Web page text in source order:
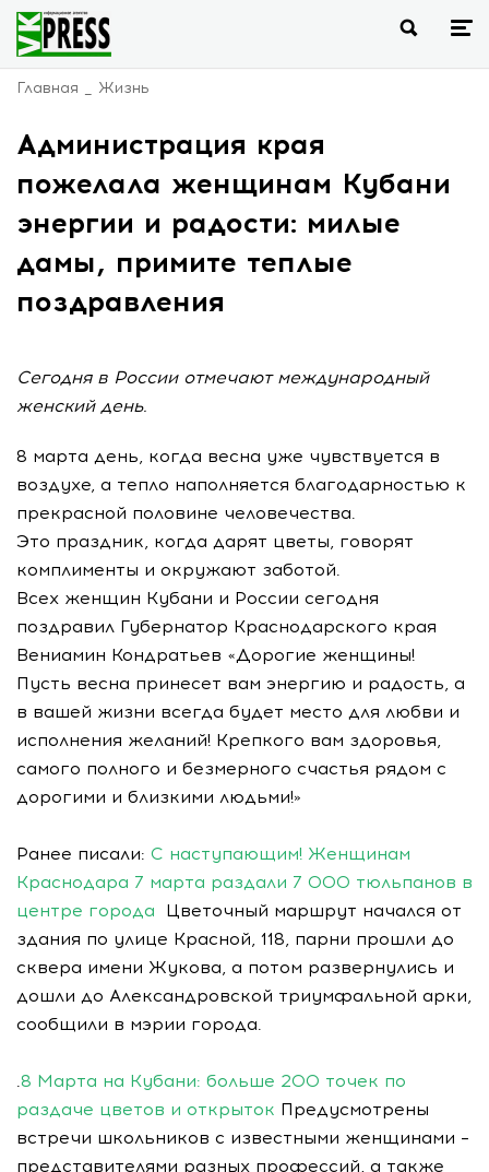
Главная Жизнь
Администрация края
пожелала женщинам Кубани
энергии и радости: милые
дамы, примите теплые
поздравления
Сегодня в России отмечают международный
женский день.
8 марта день, когда весна уже чувствуется в
воздухе, а тепло наполняется благодарностью к
прекрасной половине человечества.
Это праздник, когда дарят цветы, говорят
комплименты и окружают заботой.
Всех женщин Кубани и России сегодня
поздравил Губернатор Краснодарского края
Вениамин Кондратьев «Дорогие женщины!
Пусть весна принесет вам энергию и радость, а
в вашей жизни всегда будет место для любви и
исполнения желаний! Крепкого вам здоровья,
самого полного и безмерного счастья рядом с
дорогими и близкими людьми!»
Ранее писали: С наступающим! Женщинам
Краснодара 7 марта раздали 7 000 тюльпанов в
центре города Цветочный маршрут начался от
здания по улице Красной, 118, парни прошли до
сквера имени Жукова, а потом развернулись и
дошли до Александровской триумфальной арки,
сообщили в мэрии города.
.8 Марта на Кубани: больше 200 точек по
раздаче цветов и открыток Предусмотрены
встречи школьников с известными женщинами –
представителями разных профессий, а также